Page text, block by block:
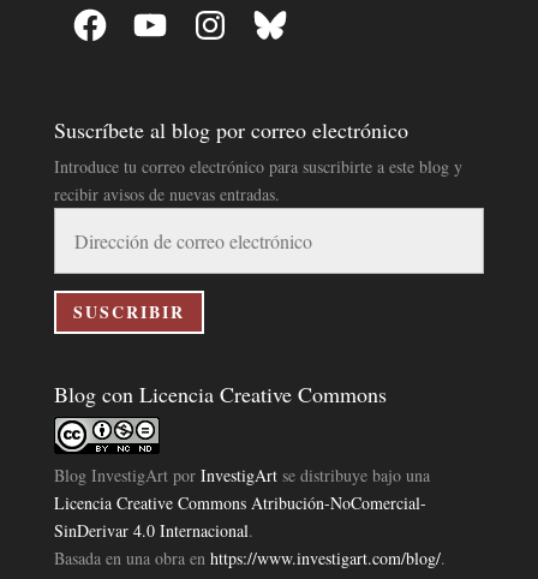
Facebook YouTube InstagramBluesky
Suscríbete al blog por correo electrónico
Introduce tu correo electrónico para suscribirte a este blog y
recibir avisos de nuevas entradas.
correo
electrónico
SUSCRIBIR
Blog con Licencia Creative Commons
Blog InvestigArtpor InvestigArtse distribuye bajo una
Licencia Creative Commons Atribución-NoComercial-
SinDerivar 4.0 Internacional.
Basada en una obra en https://www.investigart.com/blog/.